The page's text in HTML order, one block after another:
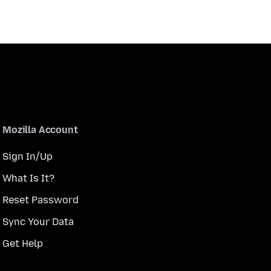
Mozilla Account
Sign In/Up
What Is It?
Reset Password
Sync Your Data
Get Help